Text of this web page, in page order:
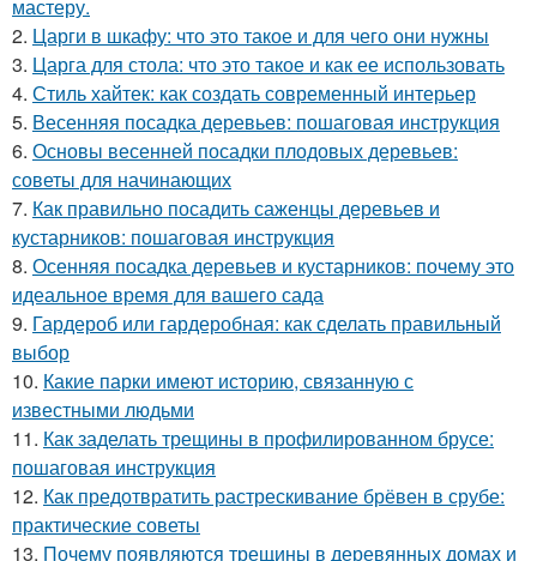
мастеру.
2. Царги в шкафу: что это такое и для чего они нужны
3. Царга для стола: что это такое и как ее использовать
4. Стиль хайтек: как создать современный интерьер
5. Весенняя посадка деревьев: пошаговая инструкция
6. Основы весенней посадки плодовых деревьев:
советы для начинающих
7. Как правильно посадить саженцы деревьев и
кустарников: пошаговая инструкция
8. Осенняя посадка деревьев и кустарников: почему это
идеальное время для вашего сада
9. Гардероб или гардеробная: как сделать правильный
выбор
10. Какие парки имеют историю, связанную с
известными людьми
11. Как заделать трещины в профилированном брусе:
пошаговая инструкция
12. Как предотвратить растрескивание брёвен в срубе:
практические советы
13. Почему появляются трещины в деревянных домах и